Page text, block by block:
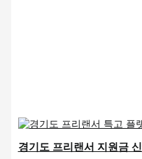
경기도 프리랜서 지원금